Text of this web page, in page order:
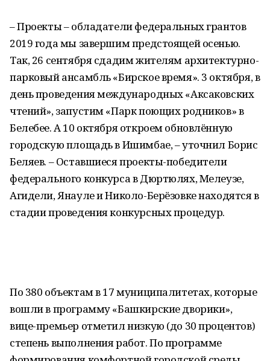
– Проекты – обладатели федеральных грантов
2019 года мы завершим предстоящей осенью.
Так, 26 сентября сдадим жителям архитектурно-
парковый ансамбль «Бирское время». 3 октября, в
день проведения международных «Аксаковских
чтений», запустим «Парк поющих родников» в
Белебее. А 10 октября откроем обновлённую
городскую площадь в Ишимбае, – уточнил Борис
Беляев. – Оставшиеся проекты-победители
федерального конкурса в Дюртюлях, Мелеузе,
Агидели, Янауле и Николо-Берёзовке находятся в
стадии проведения конкурсных процедур.
По 380 объектам в 17 муниципалитетах, которые
вошли в программу «Башкирские дворики»,
вице-премьер отметил низкую (до 30 процентов)
степень выполнения работ. По программе